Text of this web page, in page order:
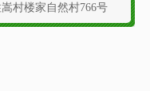
村楼家自然村766号